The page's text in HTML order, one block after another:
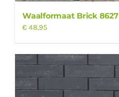
Waalformaat Brick 8627
€ 48,95